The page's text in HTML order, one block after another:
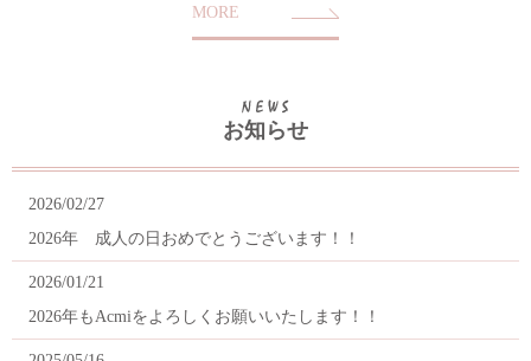
MORE
お知らせ
2026/02/27
2026年 成人の日おめでとうございます！！
2026/01/21
2026年もAcmiをよろしくお願いいたします！！